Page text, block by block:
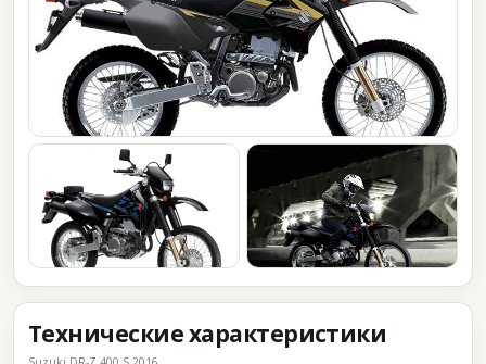
Технические характеристики